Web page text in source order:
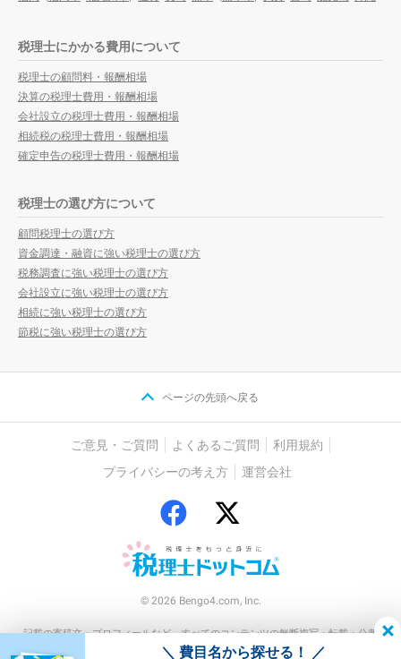
＼ 費目名から探せる！ ／
税理士にかかる費用について
税理士の顧問料・報酬相場
決算の税理士費用・報酬相場
会社設立の税理士費用・報酬相場
相続税の税理士費用・報酬相場
確定申告の税理士費用・報酬相場
税理士の選び方について
顧問税理士の選び方
資金調達・融資に強い税理士の選び方
税務調査に強い税理士の選び方
会社設立に強い税理士の選び方
相続に強い税理士の選び方
節税に強い税理士の選び方
ページの先頭へ戻る
ご意見・ご質問 よくあるご質問
利用規約
プライバシーの考え方
運営会社
© 2026 Bengo4.com, Inc.
記載の寄稿文・プロフィールなど、すべてのコンテンツの無断複写・転載・公衆
送信等を禁じます